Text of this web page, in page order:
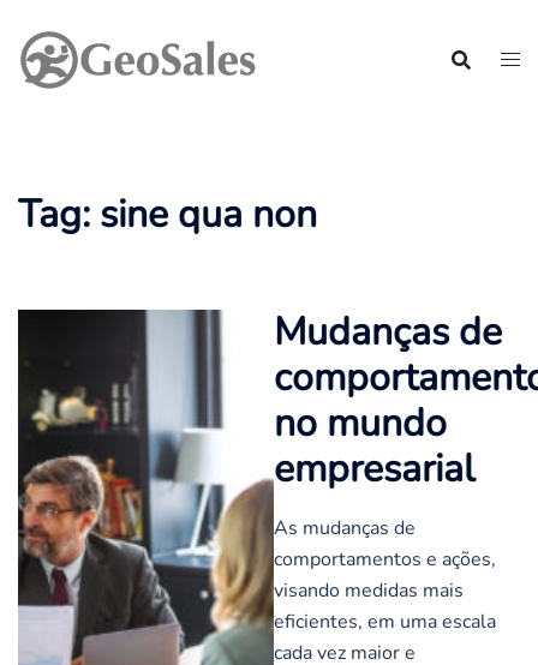
para
Tag: sine qua non
Mudanças de
no mundo
empresarial
As mudanças de
comportamentos e ações,
visando medidas mais
eficientes, em uma escala
cada vez maior e